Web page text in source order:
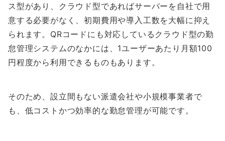
ス型があり、クラウド型であればサーバーを自社で用
意する必要がなく、初期費用や導入工数を大幅に抑え
られます。QRコードにも対応しているクラウド型の勤
怠管理システムのなかには、1ユーザーあたり月額100
円程度から利用できるものもあります。
そのため、設立間もない派遣会社や小規模事業者で
も、低コストかつ効率的な勤怠管理が可能です。